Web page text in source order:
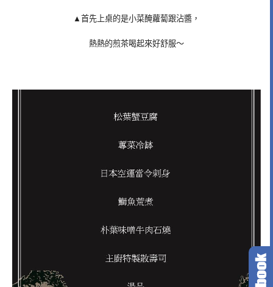
▲首先上桌的是小菜醃蘿蔔跟沾醬，
熱熱的煎茶喝起來好舒服～